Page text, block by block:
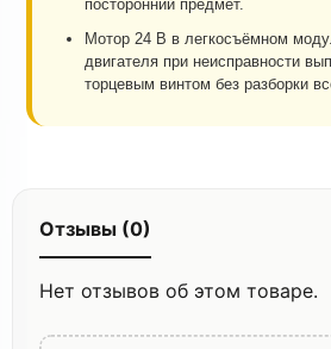
посторонний предмет.
Мотор 24 В в легкосъёмном
двигателя при неисправности
торцевым винтом без разборки
Отзывы (0)
Нет отзывов об этом товаре.